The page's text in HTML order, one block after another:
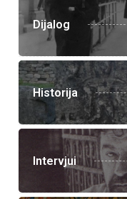
Dijalog
Historija
Intervjui